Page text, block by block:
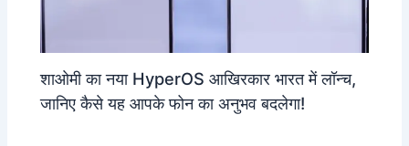
शाओमी का नया HyperOS आखिरकार भारत में लॉन्च,
जानिए कैसे यह आपके फोन का अनुभव बदलेगा!